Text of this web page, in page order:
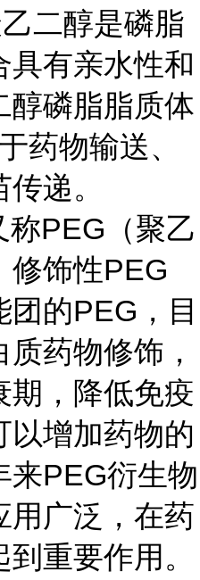
二醇是磷脂
具有亲水性和
醇磷脂脂质体
药物输送、
递。
称PEG （聚乙
修饰性PEG
团的PEG ，目
药物修饰，
期，降低免疫
以增加药物的
来PEG衍生物
用广泛，在药
重要作用。